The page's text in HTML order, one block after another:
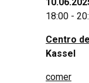
18:00 -
Centro
Kassel
comer